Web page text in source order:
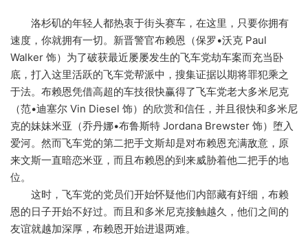
洛杉矶的年轻人都热衷于街头赛车，在这里，只要你拥有
速度，你就拥有一切。新晋警官布赖恩（保罗•沃克 Paul
Walker 饰）为了破获最近屡屡发生的飞车党劫车案而充当卧
底，打入这里活跃的飞车党帮派中，搜集证据以期将罪犯乘之
于法。布赖恩凭借高超的车技很快赢得了飞车党老大多米尼克
（范•迪塞尔 Vin Diesel 饰）的欣赏和信任，并且很快和多米尼
克的妹妹米亚（乔丹娜•布鲁斯特 Jordana Brewster 饰）堕入
爱河。然而飞车党的第二把手文斯却是对布赖恩充满敌意，原
来文斯一直暗恋米亚，而且布赖恩的到来威胁着他二把手的地
位。
这时，飞车党的党员们开始怀疑他们内部藏有奸细，布赖
恩的日子开始不好过。而且和多米尼克接触越久，他们之间的
友谊就越加深厚，布赖恩开始进退两难。